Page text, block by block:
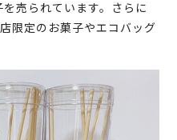
売られています。さらに
限定のお菓子やエコバッグ